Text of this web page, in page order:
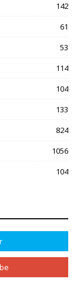
142
61
53
114
104
133
824
1056
104